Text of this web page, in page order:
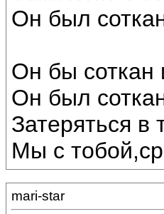
Он был
Он бы соткан
Он был
Затеряться в
Мы с
mari-star